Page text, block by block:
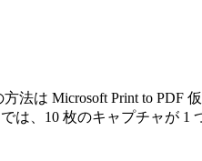
法は Microsoft Print to
、10 枚のキャプチャが 1